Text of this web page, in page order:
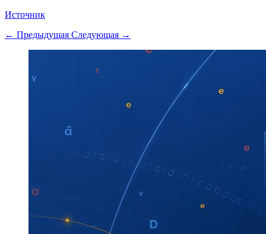
Источник
← Предыдущая Следующая →